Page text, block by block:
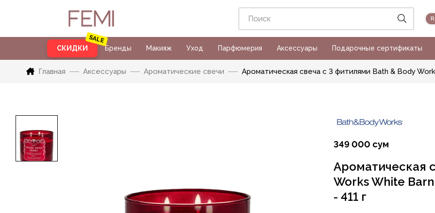
СКИДКИ Бренды Макияж Уход Парфюмерия Аксессуары Подарочные сертификаты
Главная Аксессуары Ароматические свечи Ароматическая свеча с 3 фитилями Bath & Body
349 000 сум
Ароматическая
Works White
- 411 г